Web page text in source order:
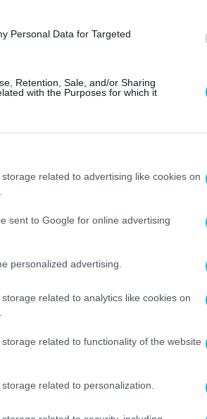
Personal Data for Targeted
Retention, Sale, and/or Sharing
with the Purposes for which it
related to advertising like cookies on
sent to Google for online advertising
personalized advertising.
related to analytics like cookies on
related to functionality of the website
related to personalization.
Η συγκέντρωση για ένα
σου, για να μην
Πριν το άγχος
σας ασχολούνται
ματιά στο σαλόνι όπου
τηλεόραση,
χρειαστεί να κάνετε
OLED ThinQ AI TV
των θεατών και τις
αν χαθεί ή
αναζήτησης της
μπορεί να είναι δύσκολο
ευκολότερα στην
να μετατραπούν σε
ή την θαλπωρή ενός
σωστό δρόμο.